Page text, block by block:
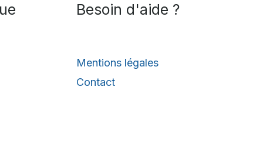
Besoin d'aide ?
Mentions légales
Contact